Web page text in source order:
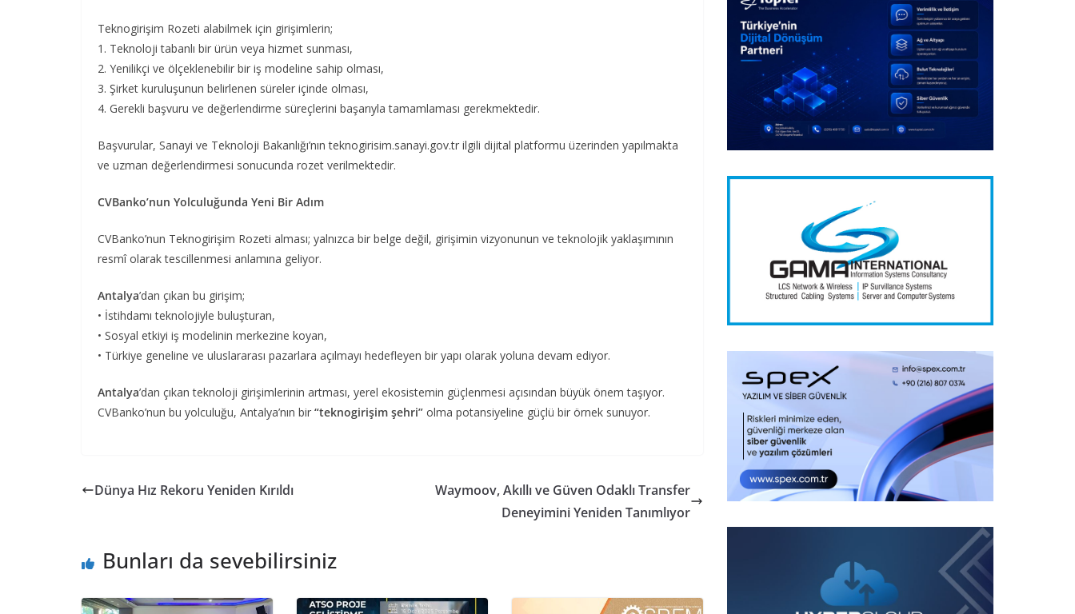
Teknogirişim Rozeti alabilmek için girişimlerin;
1. Teknoloji tabanlı bir ürün veya hizmet sunması,
2. Yenilikçi ve ölçeklenebilir bir iş modeline sahip olması,
3. Şirket kuruluşunun belirlenen süreler içinde olması,
4. Gerekli başvuru ve değerlendirme süreçlerini başarıyla tamamlaması gerekmektedir.
Başvurular, Sanayi ve Teknoloji Bakanlığı’nın teknogirisim.sanayi.gov.tr ilgili dijital platformu üzerinden yapılmakta
ve uzman değerlendirmesi sonucunda rozet verilmektedir.
CVBanko’nun Yolculuğunda Yeni Bir Adım
CVBanko’nun Teknogirişim Rozeti alması; yalnızca bir belge değil, girişimin vizyonunun ve teknolojik yaklaşımının
resmî olarak tescillenmesi anlamına geliyor.
Antalya’dan çıkan bu girişim;
• İstihdamı teknolojiyle buluşturan,
• Sosyal etkiyi iş modelinin merkezine koyan,
• Türkiye geneline ve uluslararası pazarlara açılmayı hedefleyen bir yapı olarak yoluna devam ediyor.
Antalya’dan çıkan teknoloji girişimlerinin artması, yerel ekosistemin güçlenmesi açısından büyük önem taşıyor.
CVBanko’nun bu yolculuğu, Antalya’nın bir “teknogirişim şehri” olma potansiyeline güçlü bir örnek sunuyor.
Dünya Hız Rekoru Yeniden Kırıldı
Waymoov, Akıllı ve Güven Odaklı Transfer
Deneyimini Yeniden Tanımlıyor
Bunları da sevebilirsiniz